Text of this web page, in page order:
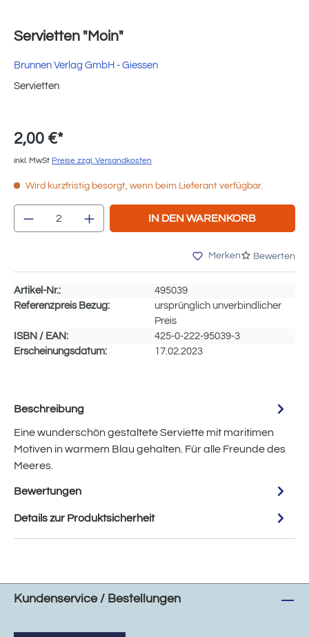
Servietten "Moin"
Brunnen Verlag GmbH - Giessen
Servietten
2,00 €*
inkl. MwSt Preise zzgl. Versandkosten
Wird kurzfristig besorgt, wenn beim Lieferant verfügbar.
Produkt Anzahl: Gib den gewünschten
IN DEN WARENKORB
Merken Bewerten
Artikel-Nr.:
495039
Referenzpreis Bezug:
ursprünglich unverbindlicher
Preis
ISBN / EAN:
425-0-222-95039-3
Erscheinungsdatum:
17.02.2023
Beschreibung
Eine wunderschön gestaltete Serviette mit maritimen
Motiven in warmem Blau gehalten. Für alle Freunde des
Meeres.
Bewertungen
Details zur Produktsicherheit
Kundenservice / Bestellungen